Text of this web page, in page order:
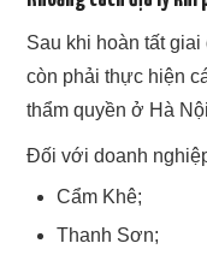
Sau khi hoàn tất
còn phải thực hiện
thẩm quyền ở Hà
Đối với doanh
Cẩm Khê;
Thanh Sơn;